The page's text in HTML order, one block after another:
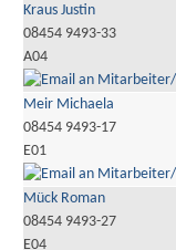
Kraus Justin
08454 9493-33
A04
Meir Michaela
08454 9493-17
E01
Mück Roman
08454 9493-27
E04